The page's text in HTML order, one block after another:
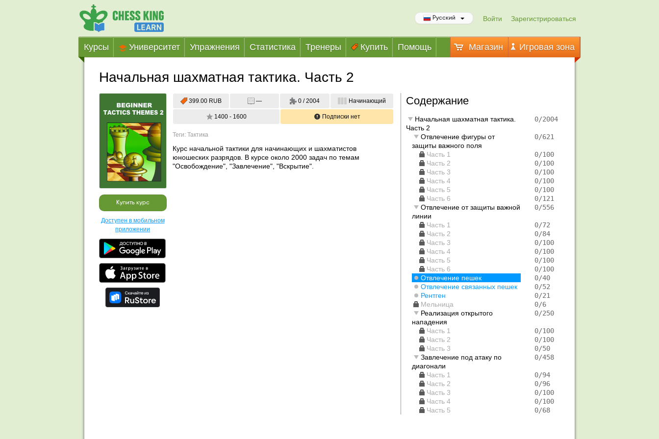
Войти Зарегистрироваться
Русский
Курсы Университет Упражнения Статистика Тренеры Купить Помощь Магазин Игровая зона
Начальная шахматная тактика. Часть 2
Купить курс
Доступен в мобильном
приложении
399.00 RUB — 0 / 2004 Начинающий
1400 - 1600 Подписки нет
Теги: Тактика
Курс начальной тактики для начинающих и шахматистов
юношеских разрядов. В курсе около 2000 задач по темам
"Освобождение", "Завлечение", "Вскрытие".
Содержание
Начальная шахматная тактика.
Часть 2
   0/2004
Отвлечение фигуры от
защиты важного поля
   0/621
Часть 1
   0/100
Часть 2
   0/100
Часть 3
   0/100
Часть 4
   0/100
Часть 5
   0/100
Часть 6
   0/121
Отвлечение от защиты важной
линии
   0/556
Часть 1
   0/72
Часть 2
   0/84
Часть 3
   0/100
Часть 4
   0/100
Часть 5
   0/100
Часть 6
   0/100
Отвлечение пешек
   0/40
Отвлечение связанных пешек
   0/52
Рентген
   0/21
Мельница
   0/6
Реализация открытого
нападения
   0/250
Часть 1
   0/100
Часть 2
   0/100
Часть 3
   0/50
Завлечение под атаку по
диагонали
   0/458
Часть 1
   0/94
Часть 2
   0/96
Часть 3
   0/100
Часть 4
   0/100
Часть 5
   0/68